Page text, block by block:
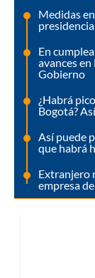
Medidas
En
avances
Gobierno
¿Habrá
Bogotá?
Así puede
que habrá
Extranjero
empresa